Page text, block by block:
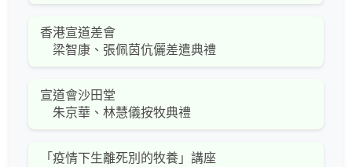
香港宣道差會
梁智康、張佩茵伉儷差遣典禮
宣道會沙田堂
朱京華、林慧儀按牧典禮
「疫情下生離死別的牧養」講座